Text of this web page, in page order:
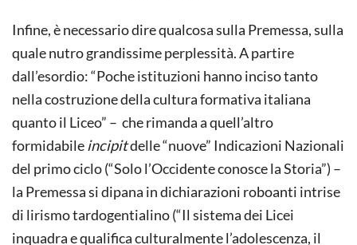
Infine, è necessario dire qualcosa sulla Premessa, sulla
quale nutro grandissime perplessità. A partire
dall’esordio: “Poche istituzioni hanno inciso tanto
nella costruzione della cultura formativa italiana
quanto il Liceo” – che rimanda a quell’altro
formidabile incipitdelle “nuove” Indicazioni Nazionali
del primo ciclo (“Solo l’Occidente conosce la Storia”) –
la Premessa si dipana in dichiarazioni roboanti intrise
di lirismo tardogentialino (“Il sistema dei Licei
inquadra e qualifica culturalmente l’adolescenza, il